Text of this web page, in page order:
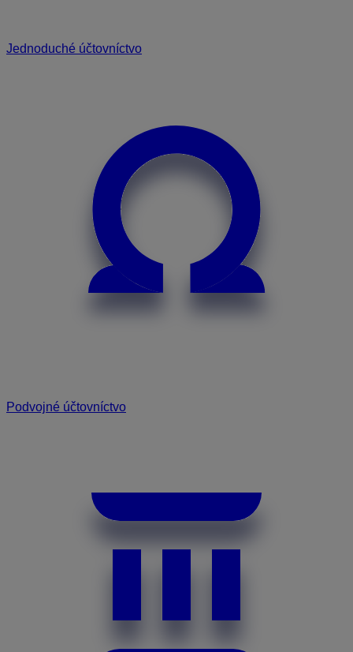
Jednoduché účtovníctvo
Podvojné účtovníctvo